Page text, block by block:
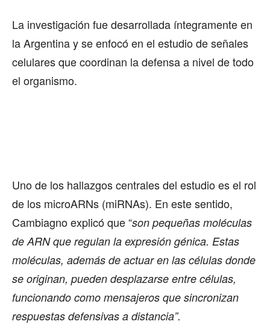
La investigación fue desarrollada íntegramente en
la Argentina y se enfocó en el estudio de señales
celulares que coordinan la defensa a nivel de todo
el organismo.
Uno de los hallazgos centrales del estudio es el rol
de los microARNs (miRNAs). En este sentido,
Cambiagno explicó que “son pequeñas moléculas
de ARN que regulan la expresión génica. Estas
moléculas, además de actuar en las células donde
se originan, pueden desplazarse entre células,
funcionando como mensajeros que sincronizan
respuestas defensivas a distancia”.